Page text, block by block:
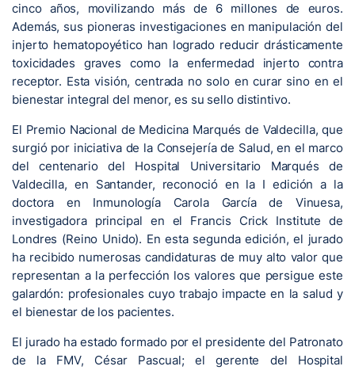
cinco años, movilizando más de 6 millones de euros.
Además, sus pioneras investigaciones en manipulación del
injerto hematopoyético han logrado reducir drásticamente
toxicidades graves como la enfermedad injerto contra
receptor. Esta visión, centrada no solo en curar sino en el
bienestar integral del menor, es su sello distintivo.
El Premio Nacional de Medicina Marqués de Valdecilla, que
surgió por iniciativa de la Consejería de Salud, en el marco
del centenario del Hospital Universitario Marqués de
Valdecilla, en Santander, reconoció en la I edición a la
doctora en Inmunología Carola García de Vinuesa,
investigadora principal en el Francis Crick Institute de
Londres (Reino Unido). En esta segunda edición, el jurado
ha recibido numerosas candidaturas de muy alto valor que
representan a la perfección los valores que persigue este
galardón: profesionales cuyo trabajo impacte en la salud y
el bienestar de los pacientes.
El jurado ha estado formado por el presidente del Patronato
de la FMV, César Pascual; el gerente del Hospital